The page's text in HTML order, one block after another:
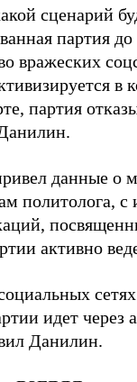
сценарий
партия
вражеских
партия
данные о
политолога, с
активно
идет
Данилин.